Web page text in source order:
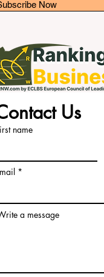
Now
Us
name
a message